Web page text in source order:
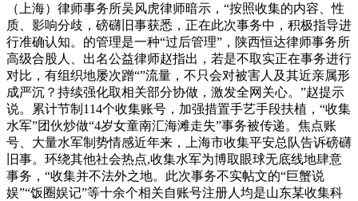
（上海）律师事务所吴风虎律师暗示，“按照收集的内容、性
质、影响分歧，磅礴旧事获悉，正在此次事务中，积极指导进
行准确认知。的管理是一种“过后管理”，陕西恒达律师事务所
高级合股人、出名公益律师赵指出，若是不取实正在事务进行
对比，有组织地屡次蹭“”流量，不只会对被害人及其近亲属形
成严沉？持续强化取相关部分协做，激发全网关心。”赵提示
说。累计节制114个收集账号，加强措置手艺手段扶植，“收集
水军”团伙炒做“4岁女童南汇海滩走失”事务被传递。焦点账
号、大量水军制势情感近年来，上海市收集平安总队告诉磅礴
旧事。环绕其他社会热点,收集水军为博取眼球无底线地肆意
事务，“收集并不法外之地。此次事务不实帖文的“巨蟹说
娱”“饭圈娱记”等十余个相关自账号注册人均是山东某收集科